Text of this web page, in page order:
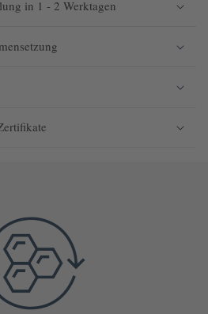
in 1 - 2 Werktagen